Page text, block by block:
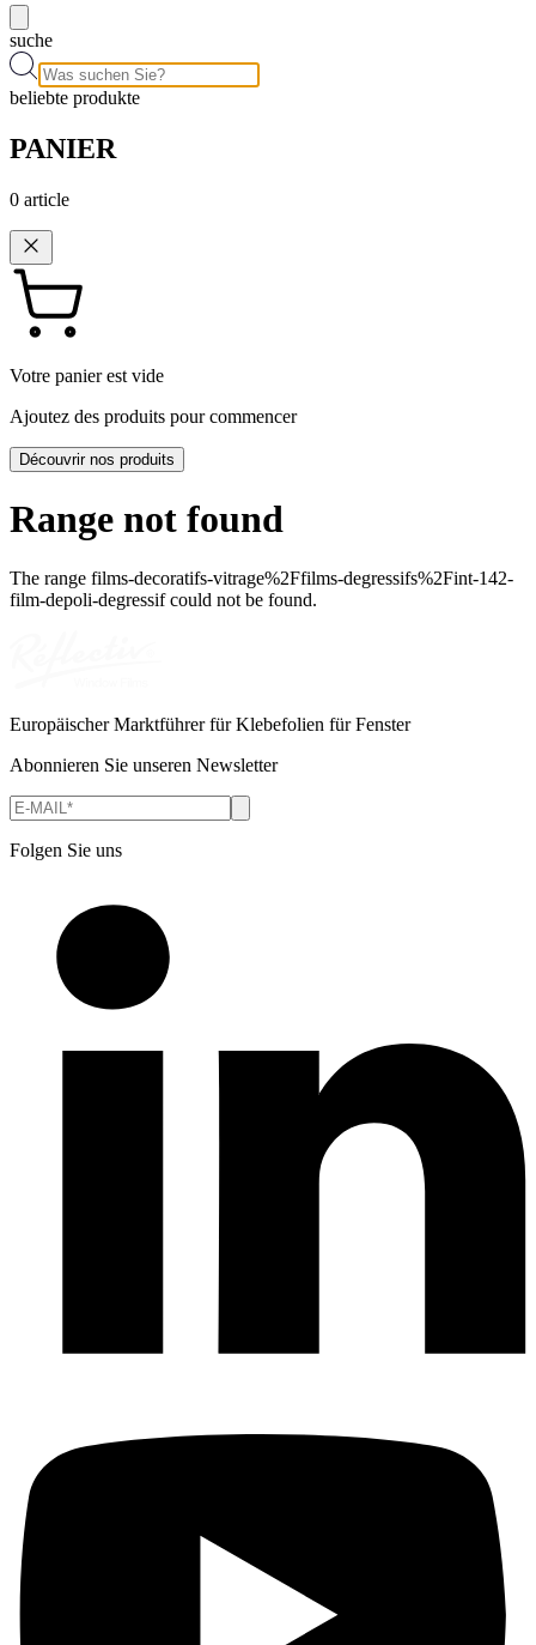
suche
beliebte produkte
PANIER
0 article
Votre panier est vide
Ajoutez des produits pour commencer
Découvrir nos produits
Range not found
The range films-decoratifs-vitrage%2Ffilms-degressifs%2Fint-142-
film-depoli-degressifcould not be found.
Europäischer Marktführer für Klebefolien für Fenster
Abonnieren Sie unseren Newsletter
Folgen Sie uns